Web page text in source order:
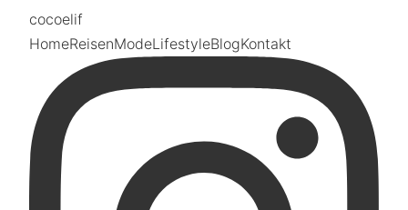
cocoelif
HomeReisenModeLifestyleBlogKontakt